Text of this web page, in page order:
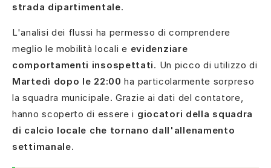
strada dipartimentale.
L'analisi dei flussi ha permesso di comprendere
meglio le mobilità locali e evidenziare
comportamenti insospettati. Un picco di utilizzo di
Martedì dopo le 22:00 ha particolarmente sorpreso
la squadra municipale. Grazie ai dati del contatore,
hanno scoperto di essere i giocatori della squadra
di calcio locale che tornano dall'allenamento
settimanale.